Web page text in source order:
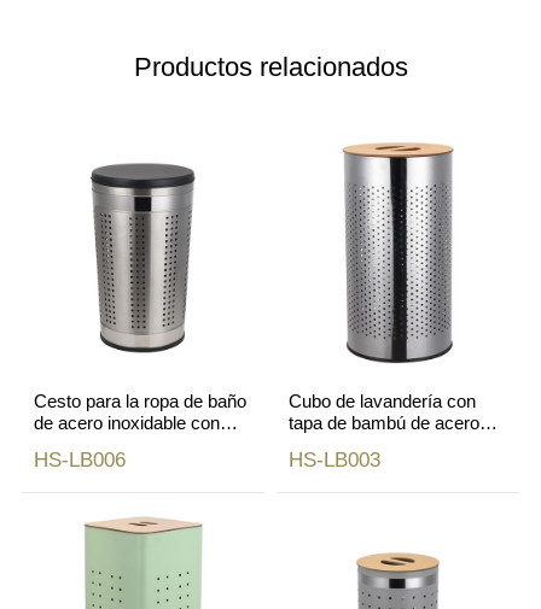
Productos relacionados
Cesto para la ropa de baño
de acero inoxidable con
HS-LB006
Cubo de lavandería con
tapa de bambú de acero
HS-LB003